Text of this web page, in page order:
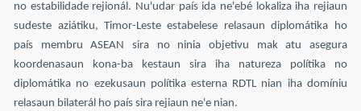
no estabilidade rejionál. Nu'udar país ida ne'ebé lokaliza iha rejiaun
sudeste aziátiku, Timor-Leste estabelese relasaun diplomátika ho
país membru ASEAN sira no ninia objetivu mak atu asegura
koordenasaun kona-ba kestaun sira iha natureza polítika no
diplomátika no ezekusaun polítika esterna RDTL nian iha domíniu
relasaun bilaterál ho país sira rejiaun ne'e nian.